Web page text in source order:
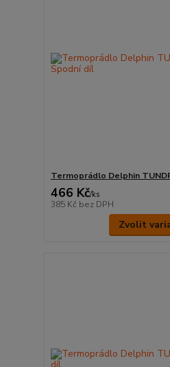
Termoprádlo Delphin
466 Kč/ks
385 Kč bez DPH
Zvolit